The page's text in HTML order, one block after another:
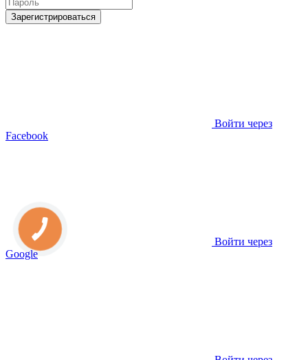
Зарегистрироваться
Войти через
Facebook
Войти через
Google